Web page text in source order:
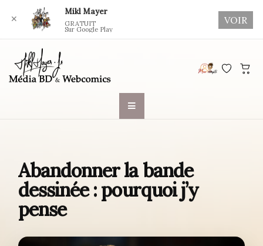
Abandonner la bande
dessinée : pourquoi j’y
pense
✕
Mikl Mayer
GRATUIT
Sur Google Play
VOIR